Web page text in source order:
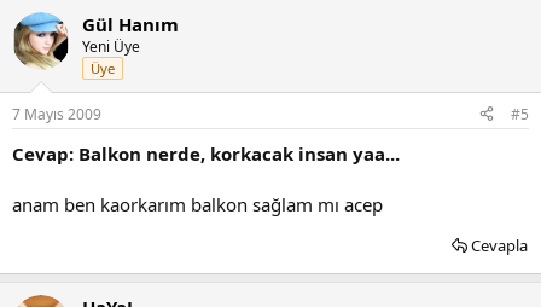
Gül Hanım
Yeni Üye
Üye
7 Mayıs 2009 #5
Cevap: Balkon nerde, korkacak insan yaa...
anam ben kaorkarım balkon sağlam mı acep
Cevapla